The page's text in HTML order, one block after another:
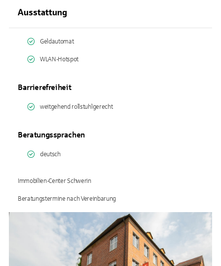
Ausstattung
Geldautomat
WLAN-Hotspot
Barrierefreiheit
weitgehend rollstuhlgerecht
Beratungssprachen
deutsch
Immobilien-Center Schwerin
Beratungstermine nach Vereinbarung